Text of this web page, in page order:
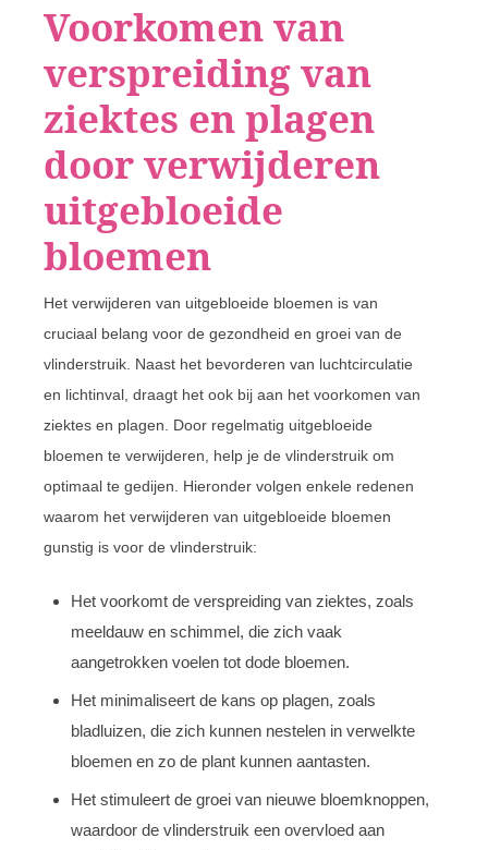
Voorkomen van
verspreiding van
ziektes en plagen
door verwijderen
uitgebloeide
bloemen
Het verwijderen van uitgebloeide bloemen is van
cruciaal belang voor de gezondheid en groei van de
vlinderstruik. Naast het bevorderen van luchtcirculatie
en lichtinval, draagt het ook bij aan het voorkomen van
ziektes en plagen. Door regelmatig uitgebloeide
bloemen te verwijderen, help je de vlinderstruik om
optimaal te gedijen. Hieronder volgen enkele redenen
waarom het verwijderen van uitgebloeide bloemen
gunstig is voor de vlinderstruik:
Het voorkomt de verspreiding van ziektes, zoals
meeldauw en schimmel, die zich vaak
aangetrokken voelen tot dode bloemen.
Het minimaliseert de kans op plagen, zoals
bladluizen, die zich kunnen nestelen in verwelkte
bloemen en zo de plant kunnen aantasten.
Het stimuleert de groei van nieuwe bloemknoppen,
waardoor de vlinderstruik een overvloed aan